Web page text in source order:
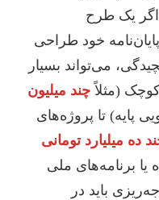
طرح
خود طراحی
بسیار
چند میلیون
تا پروژه‌های
تومانی
ملی
در